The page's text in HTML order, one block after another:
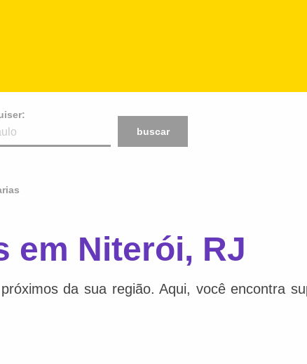
buscar
em Niterói, RJ
da sua região. Aqui, você encontra